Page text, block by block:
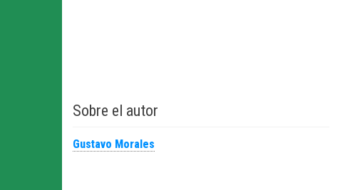
Sobre el autor
Gustavo Morales